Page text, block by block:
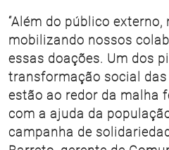
“Além do público externo,
mobilizando nossos
essas doações. Um dos
transformação social
estão ao redor da malha
com a ajuda da
campanha de